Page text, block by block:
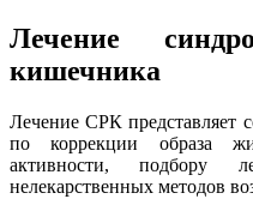
Лечение
кишечника
Лечение СРК представляет
по коррекции образа
активности, подбору
нелекарственных методов